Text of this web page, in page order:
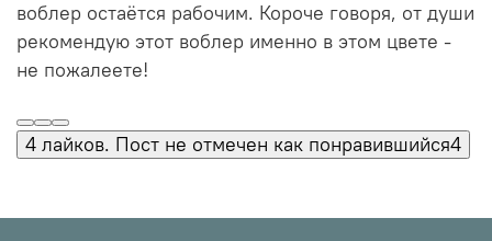
воблер остаётся рабочим. Короче говоря, от души
рекомендую этот воблер именно в этом цвете -
не пожалеете!
4 лайков. Пост не отмечен как понравившийся4